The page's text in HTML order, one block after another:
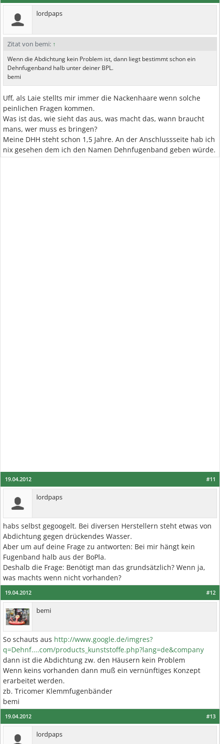
lordpaps
Zitat von bemi: ↑
Wenn die Abdichtung kein Problem ist, dann liegt bestimmt schon ein
Dehnfugenband halb unter deiner BPL.
bemi
Uff, als Laie stellts mir immer die Nackenhaare wenn solche
peinlichen Fragen kommen.
Was ist das, wie sieht das aus, was macht das, wann braucht
mans, wer muss es bringen?
Meine DHH steht schon 1,5 Jahre. An der Anschlussseite hab ich
nix gesehen dem ich den Namen Dehnfugenband geben würde.
#11
19.04.2012
lordpaps
habs selbst gegoogelt. Bei diversen Herstellern steht etwas von
Abdichtung gegen drückendes Wasser.
Aber um auf deine Frage zu antworten: Bei mir hängt kein
Fugenband halb aus der BoPla.
Deshalb die Frage: Benötigt man das grundsätzlich? Wenn ja,
was machts wenn nicht vorhanden?
#12
19.04.2012
bemi
So schauts aus http://www.google.de/imgres?
q=Dehnf....com/products_kunststoffe.php?lang=de&company
dann ist die Abdichtung zw. den Häusern kein Problem
Wenn keins vorhanden dann muß ein vernünftiges Konzept
erarbeitet werden.
zb. Tricomer Klemmfugenbänder
bemi
#13
19.04.2012
lordpaps